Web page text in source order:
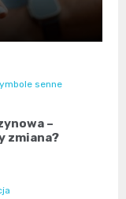
senne
–
zmiana?